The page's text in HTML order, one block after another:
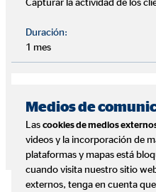
Ávila
Duración:
1 mes
Medios de
Las cookies de medios
videos y la incorporación de
plataformas y mapas está
cuando visita nuestro sitio
externos, tenga en cuenta que